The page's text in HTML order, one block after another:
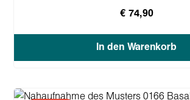
€ 74,90
In den Warenkorb